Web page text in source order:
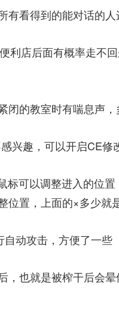
有看得到的能对话的
利店后面有概率走不
闭的教室时有喘息声
兴趣，可以开启CE
标可以调整进入的位
位置，上面的×多少就
动攻击，方便了一些
，也就是被榨干后会